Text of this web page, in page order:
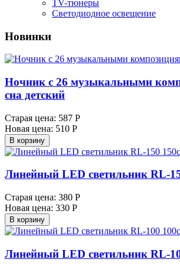
TV-тюнеры
Светодиодное освещение
Новинки
Ночник с 26 музыкальными
сна детский
Старая цена: 587 Р
Новая цена: 510 Р
В корзину
Линейный LED светильник RL-
Старая цена: 380 Р
Новая цена: 330 Р
В корзину
Линейный LED светильник RL-